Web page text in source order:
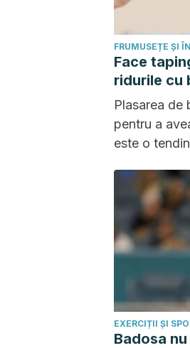
FRUMUSEȚE ȘI
Face
ridurile cu
Plasarea de
pentru a
este o
sunt subtile
EXERCIȚII ȘI
Badosa